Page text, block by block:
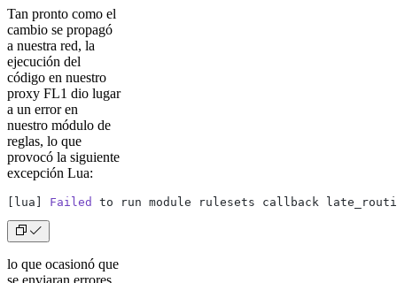
Tan pronto como el
cambio se propagó
a nuestra red, la
ejecución del
código en nuestro
proxy FL1 dio lugar
a un error en
nuestro módulo de
reglas, lo que
provocó la siguiente
excepción Lua:
[lua] Failed to run module rulesets callback
lo que ocasionó que